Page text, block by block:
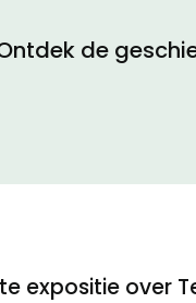
de
expositie over